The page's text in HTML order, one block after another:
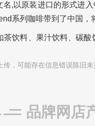
名,以原装进口的形式进
系列咖啡带到了中国
饮料、果汁饮料、碳
传，可能存在信息错误陈旧未
品牌网店